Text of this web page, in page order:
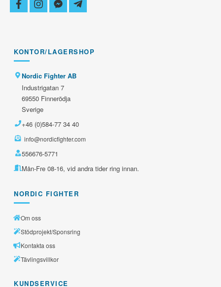
facebookinstagram
facebook-
messenger
telegram-
plane
KONTOR/LAGERSHOP
Nordic Fighter AB
Industrigatan 7
69550 Finnerödja
Sverige
+46 (0)584-77 34 40
info@nordicfighter.com
556676-5771
Mån-Fre 08-16, vid andra tider ring innan.
NORDIC FIGHTER
Om oss
Stödprojekt/Sponsring
Kontakta oss
Tävlingsvillkor
KUNDSERVICE